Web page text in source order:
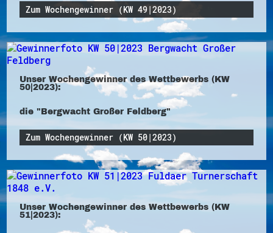
Zum Wochengewinner (KW 49|2023)
Unser Wochengewinner des Wettbewerbs (KW
50|2023):
die "Bergwacht Großer Feldberg"
Zum Wochengewinner (KW 50|2023)
Unser Wochengewinner des Wettbewerbs (KW
51|2023):